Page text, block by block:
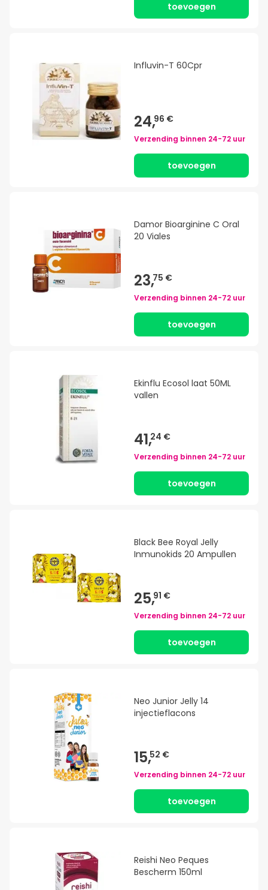
toevoegen
Influvin-T 60Cpr
24,96 €
Verzending binnen 24-72 uur
toevoegen
Damor Bioarginine C Oral
20 Viales
23,75 €
Verzending binnen 24-72 uur
toevoegen
Ekinflu Ecosol laat 50ML
vallen
41,24 €
Verzending binnen 24-72 uur
toevoegen
Black Bee Royal Jelly
Inmunokids 20 Ampullen
25,91 €
Verzending binnen 24-72 uur
toevoegen
Neo Junior Jelly 14
injectieflacons
15,52 €
Verzending binnen 24-72 uur
toevoegen
Reishi Neo Peques
Bescherm 150ml